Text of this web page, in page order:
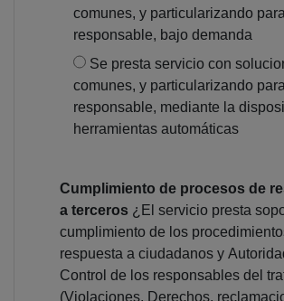
comunes, y particularizando
responsable, bajo demanda
Se presta servicio con
comunes, y particularizando
responsable, mediante la
herramientas automáticas
Cumplimiento de procesos de
a terceros ¿El servicio presta
cumplimiento de los
respuesta a ciudadanos y
Control de los responsables del
(Violaciones, Derechos,